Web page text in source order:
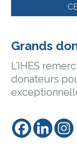
Grands
L’IHES
donateurs